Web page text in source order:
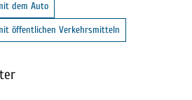
dem Auto
öffentlichen Verkehrsmitteln